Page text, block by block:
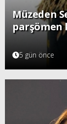
Müzeden
parşömen
5 gün önce